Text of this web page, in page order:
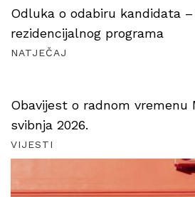
Odluka o odabiru kandidata
rezidencijalnog programa
NATJEČAJ
Obavijest o radnom vremenu
svibnja 2026.
VIJESTI